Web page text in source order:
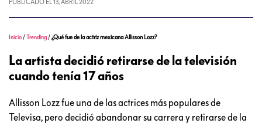
PUBLICADO EL 13, ABRIL 2022
Inicio /Trending /¿Qué fue de la actriz mexicana Allisson Lozz?
La artista decidió retirarse de la televisión
cuando tenía 17 años
Allisson Lozz fue una de las actrices más populares de
Televisa, pero decidió abandonar su carrera y retirarse de la